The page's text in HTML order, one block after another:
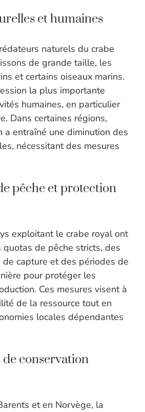
et humaines
naturels du crabe
de grande taille, les
et certains oiseaux marins.
la plus importante
humaines, en particulier
Dans certaines régions,
a entraîné une diminution des
nécessitant des mesures
pêche et protection
exploitant le crabe royal ont
quotas de pêche stricts, des
capture et des périodes de
pour protéger les
Ces mesures visent à
de la ressource tout en
locales dépendantes
conservation
et en Norvège, la